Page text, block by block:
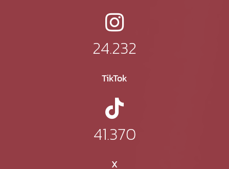
24.232
TikTok
41.370
X